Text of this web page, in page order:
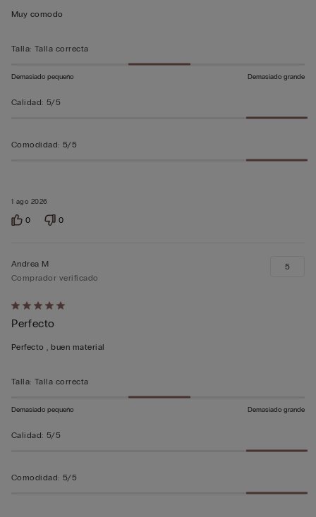
5
5
1 ago 2026
Muy comodo
Talla: Talla correcta
Demasiado pequeño Demasiado grande
Calidad: 5/5
Comodidad: 5/5
0 0
Calificación
de
5
5
Andrea M
Comprador verificado
Perfecto
Perfecto , buen material
5
Talla: Talla correcta
Demasiado pequeño Demasiado grande
Calidad: 5/5
Comodidad: 5/5